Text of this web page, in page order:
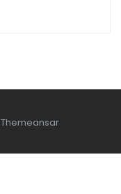
Themeansar